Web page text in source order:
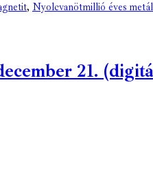
, Nyolcvanötmillió éves
21.